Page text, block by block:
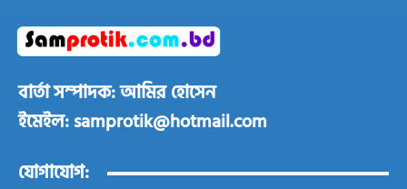
বার্তা সম্পাদক: আমির হোসেন
ইমেইল: samprotik@hotmail.com
যোগাযোগ: